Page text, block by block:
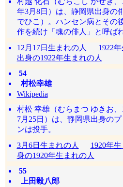
年3月8日）は、静岡県出身の
でひこ）。ハンセン病とその
作を続け「魂の俳人」と呼ば
12月17日生まれの人
1922
出身の1922年生まれの人
54
村松幸雄
Wikipedia
村松 幸雄（むらまつ ゆきお、
7月25日）は、静岡県出身の
ンは投手。
3月6日生まれの人
1920年
身の1920年生まれの人
55
上田毅八郎